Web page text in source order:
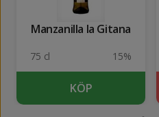
Manzanilla la Gitana
75 cl 15%
KÖP